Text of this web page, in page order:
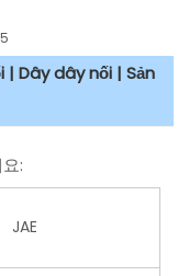
Dây dây nối | Sản
:
JAE